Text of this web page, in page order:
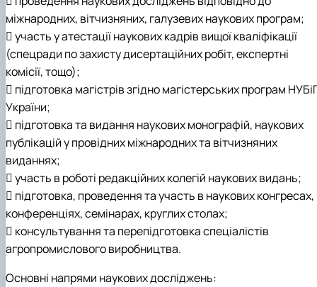
Підручники, навчальні посібники та
рекомендації для ОС "Бакалавр"
Наукові публікації студентів
Меморандуми, договори про співпрацю
міжнародних, вітчизняних, галузевих наукових програм;
 участь у атестації наукових кадрів вищої кваліфікації
(спецради по захисту дисертаційних робіт, експертні
комісії, тощо);
 підготовка магістрів згідно магістерських програм
України;
 підготовка та видання наукових монографій, наукових
публікацій у провідних міжнародних та вітчизняних
виданнях;
 участь в роботі редакційних колегій наукових видань;
 підготовка, проведення та участь в наукових конгресах,
конференціях, семінарах, круглих столах;
 консультування та перепідготовка спеціалістів
агропромислового виробництва.
Основні напрями наукових досліджень: